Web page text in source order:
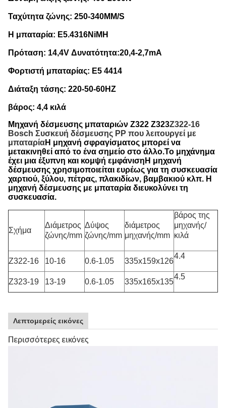
Ταχύτητα ζώνης: 250-340MM/S
Η μπαταρία: E5.4316NiMH
Πρόταση: 14,4V Δυνατότητα:20,4-2,7mA
Φορτιστή μπαταρίας: E5 4414
Διάταξη τάσης: 220-50-60HZ
βάρος: 4,4 κιλά
Μηχανή δέσμευσης μπαταριών Z322 Z323Z322-16
Bosch Συσκευή δέσμευσης PP που λειτουργεί με
μπαταρίαΗ μηχανή σφραγίσματος μπορεί να
μετακινηθεί από το ένα σημείο στο άλλο.Το μηχάνημα
έχει μια έξυπνη και κομψή εμφάνισηΗ μηχανή
δέσμευσης χρησιμοποιείται ευρέως για τη συσκευασία
χαρτιού, ξύλου, πέτρας, πλακιδίων, βαμβακιού κλπ. Η
μηχανή δέσμευσης με μπαταρία διευκολύνει τη
συσκευασία.
Σχήμα
Διάμετρος
ζώνης/mm
Δύψος
ζώνης/mm
διάμετρος
μηχανής/mm
βάρος της
μηχανής/
κιλά
Z322-16 10-16 0.6-1.05 335x159x126
4.4
Z323-19 13-19 0.6-1.05 335x165x135
4.5
Λεπτομερείς εικόνες
Περισσότερες εικόνες